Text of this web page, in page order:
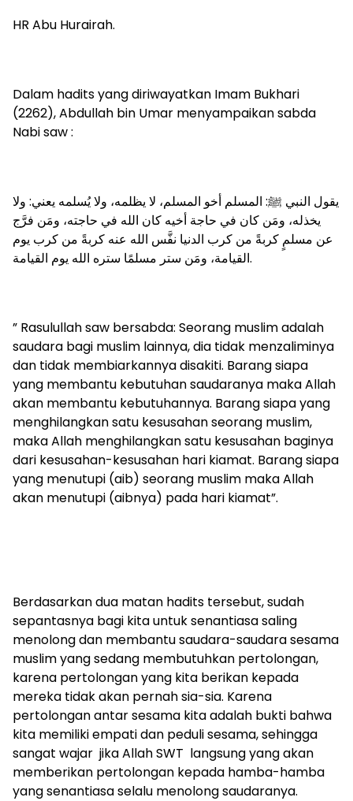
HR Abu Hurairah.
Dalam hadits yang diriwayatkan Imam Bukhari
(2262), Abdullah bin Umar menyampaikan sabda
Nabi saw :
يقول النبي ﷺ: المسلم أخو المسلم، لا يظلمه، ولا يُسلمه يعني: ولا
يخذله، ومَن كان في حاجة أخيه كان الله في حاجته، ومَن فرَّج
عن مسلمٍ كربةً من كرب الدنيا نفَّس الله عنه كربةً من كرب يوم
القيامة، ومَن ستر مسلمًا ستره الله يوم القيامة.
” Rasulullah saw bersabda: Seorang muslim adalah
saudara bagi muslim lainnya, dia tidak menzaliminya
dan tidak membiarkannya disakiti. Barang siapa
yang membantu kebutuhan saudaranya maka Allah
akan membantu kebutuhannya. Barang siapa yang
menghilangkan satu kesusahan seorang muslim,
maka Allah menghilangkan satu kesusahan baginya
dari kesusahan-kesusahan hari kiamat. Barang siapa
yang menutupi (aib) seorang muslim maka Allah
akan menutupi (aibnya) pada hari kiamat”.
Berdasarkan dua matan hadits tersebut, sudah
sepantasnya bagi kita untuk senantiasa saling
menolong dan membantu saudara-saudara sesama
muslim yang sedang membutuhkan pertolongan,
karena pertolongan yang kita berikan kepada
mereka tidak akan pernah sia-sia. Karena
pertolongan antar sesama kita adalah bukti bahwa
kita memiliki empati dan peduli sesama, sehingga
sangat wajar jika Allah SWT langsung yang akan
memberikan pertolongan kepada hamba-hamba
yang senantiasa selalu menolong saudaranya.